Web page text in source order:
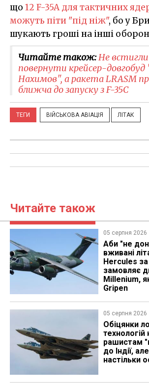
що 12 F-35A для тактичних
можуть піти "під ніж", бо у
шукають гроші на інші
Читайте також:Не
повернути крейсер-
Нахимов", а ракета LRASM
ближча до запуску з F-35C
ТЕГИ ВІЙСЬКОВА АВІАЦІЯ ЛІТАК
Читайте також
05 серпня 2026
Аби "не
вживані
Hercules
замовляє
Millenium,
Gripen
05 серпня 2026
Обіцянки
рашистам
до Індії,
настільки